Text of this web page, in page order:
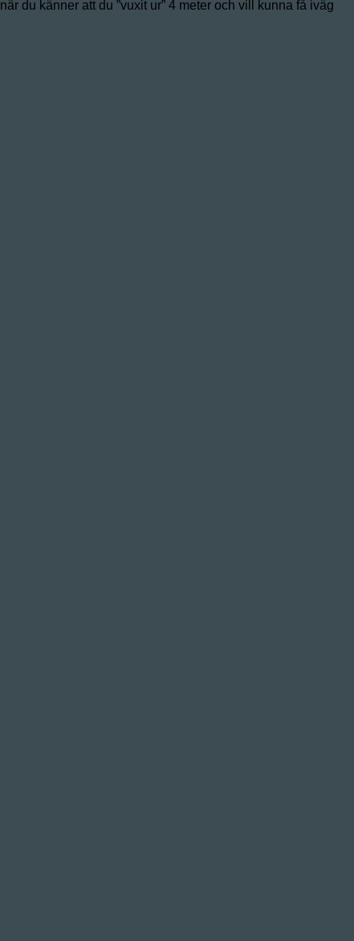
du känner att du ”vuxit ur” 4 meter och vill kunna få iväg